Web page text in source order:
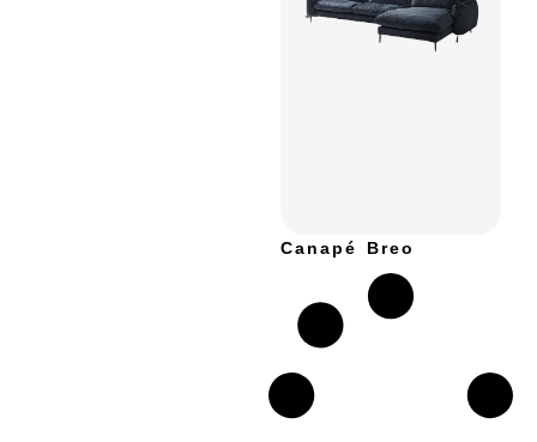
Canapé Breo